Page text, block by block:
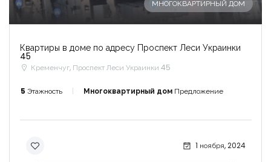
МНОГОКВАРТИРНЫЙ ДОМ
Квартиры в доме по адресу Проспект Леси Украинки
45
Кременчуг, Проспект Леси Украинки 45
5 Этажность Многоквартирный дом Предложение
1 ноября, 2024